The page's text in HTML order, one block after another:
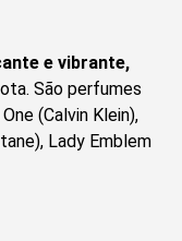
e vibrante,
São perfumes
(Calvin Klein),
Lady Emblem